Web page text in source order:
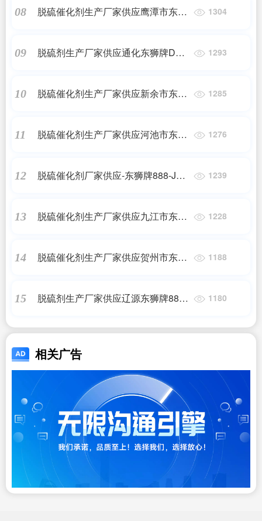
08
脱硫催化剂生产厂家供应鹰潭市东狮
1304
09
脱硫剂生产厂家供应通化东狮牌DSH
1293
10
脱硫催化剂生产厂家供应新余市东狮
1285
11
脱硫催化剂生产厂家供应河池市东狮
1276
12
脱硫催化剂厂家供应-东狮牌888-JDS
1239
13
脱硫催化剂生产厂家供应九江市东狮
1228
14
脱硫催化剂生产厂家供应贺州市东狮
1188
15
脱硫剂生产厂家供应辽源东狮牌888
1180
相关广告